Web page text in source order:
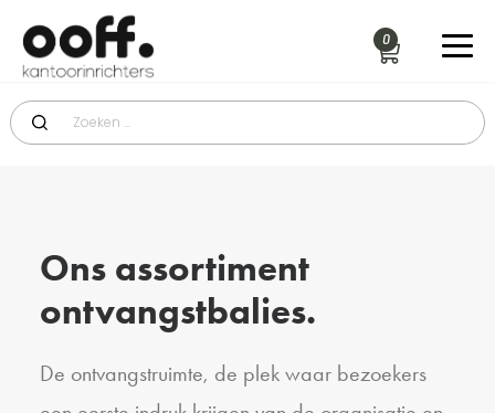
Ons assortiment
ontvangstbalies.
De ontvangstruimte, de plek waar bezoekers